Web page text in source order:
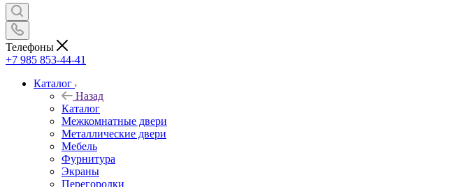
Телефоны
+7 985 853-44-41
Каталог
Назад
Каталог
Межкомнатные двери
Металлические двери
Мебель
Фурнитура
Экраны
Перегородки